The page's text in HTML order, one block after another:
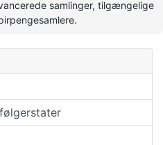
samlinger, tilgængelige